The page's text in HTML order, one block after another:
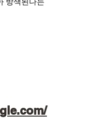
방색된다는